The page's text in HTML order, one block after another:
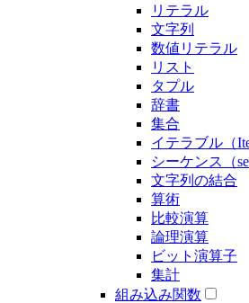
リテラル
文字列
数値リテラル
リスト
タプル
辞書
集合
イテラブル（
シーケンス（
文字列の結合
算術
比較演算
論理演算
ビット演算子
集計
組み込み関数